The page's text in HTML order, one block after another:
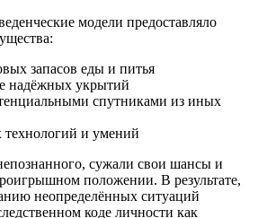
модели предоставляло
запасов еды и питья
надёжных укрытий
спутниками из иных
и умений
сужали свои шансы и
положении. В результате,
неопределённых ситуаций
коде личности как